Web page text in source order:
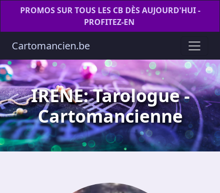
PROMOS SUR TOUS LES CB DÈS AUJOURD'HUI -
PROFITEZ-EN
Cartomancien.be
IRENE: Tarologue -
Cartomancienne